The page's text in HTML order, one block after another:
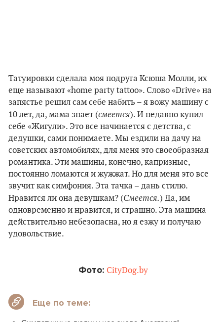
Татуировки сделала моя подруга Ксюша Молли, их
еще называют «home party tattoo». Слово «Drive» на
запястье решил сам себе набить – я вожу машину с
10 лет, да, мама знает (смеется). И недавно купил
себе «Жигули». Это все начинается с детства, с
дедушки, сами понимаете. Мы ездили на дачу на
советских автомобилях, для меня это своеобразная
романтика. Эти машины, конечно, капризные,
постоянно ломаются и жужжат. Но для меня это все
звучит как симфония. Эта тачка – дань стилю.
Нравится ли она девушкам? (Смеется.) Да, им
одновременно и нравится, и страшно. Эта машина
действительно небезопасна, но я езжу и получаю
удовольствие.
Фото: CityDog.by
Еще по теме: